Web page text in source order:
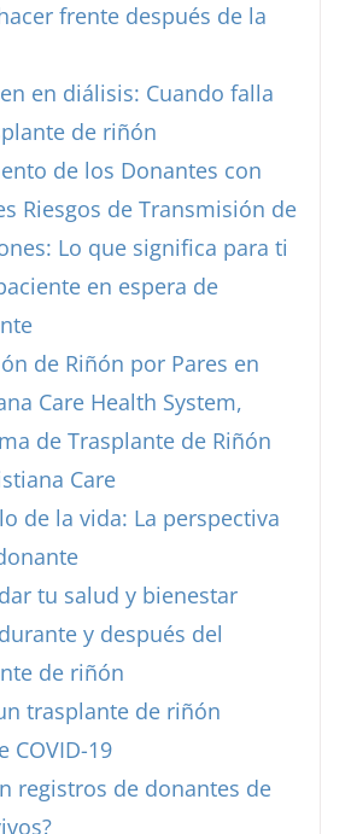
frente después de la
en diálisis: Cuando falla
de riñón
de los Donantes con
Riesgos de Transmisión de
Lo que significa para ti
en espera de
de Riñón por Pares en
Care Health System,
de Trasplante de Riñón
Care
de la vida: La perspectiva
tu salud y bienestar
y después del
de riñón
trasplante de riñón
COVID-19
registros de donantes de